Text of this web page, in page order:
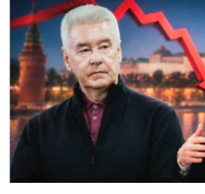
РАСПИСАНИЕ ВЕЩАНИЯ
ПОДПИШИТЕСЬ НА РАССЫЛКУ
СОЦИАЛЬНЫЕ СЕТИ